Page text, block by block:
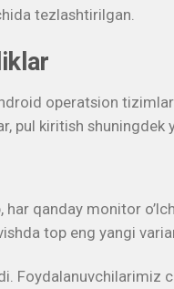
tezlashtirilgan.
operatsion
pul kiritish shuningdek
qanday monitor
top eng yangi